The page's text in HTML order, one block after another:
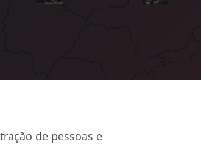
de pessoas e